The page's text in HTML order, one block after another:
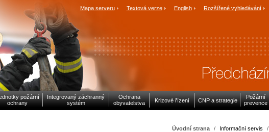
Mapa serveru Textová verze English Rozšířené vyhledávání
požární
ochrany
Integrovaný záchranný
systém
Ochrana
obyvatelstva
Krizové řízení CNP a strategie
Požární
prevence
Úvodní strana / Informační servis /